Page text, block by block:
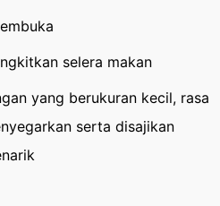
selera makan
yang berukuran kecil, rasa
serta disajikan